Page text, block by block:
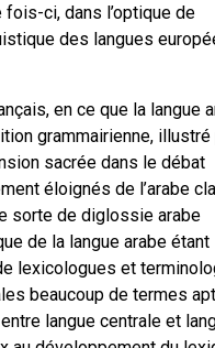
ci, dans l’optique de
des langues
en ce que la langue
grammairienne, illustré
sacrée dans le débat
éloignés de l’arabe
sorte de diglossie arabe
de la langue arabe étant
lexicologues et
beaucoup de termes
langue centrale et